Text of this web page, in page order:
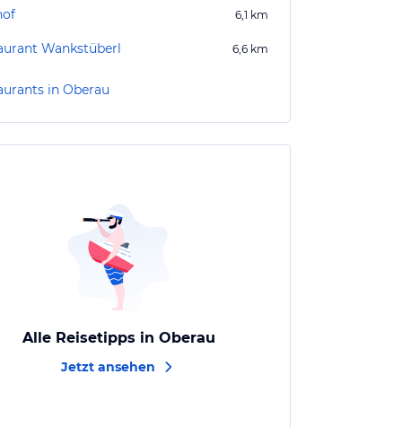
6,1 km
Wankstüberl 6,6 km
in Oberau
Alle Reisetipps in Oberau
Jetzt ansehen